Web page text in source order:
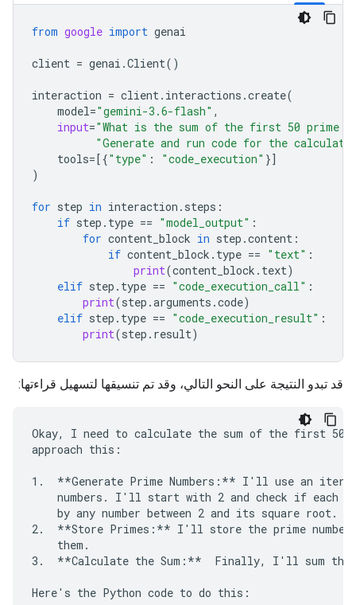
from google import genai
client = genai .Client()
interaction = client. interactions .create(
model="gemini-3.6-flash" ,
input="What is the sum of the first 50 prime
"Generate and run code for the
tools=[{"type" : "code_execution" }]
)
for step in interaction . steps :
if step . type == "model_output" :
for content_block in step .content :
if content_block . type == "text" :
print(content_block . text)
elif step . type == "code_execution_call" :
print(step .arguments .code)
elif step . type == "code_execution_result" :
print(step . result)
قد تبدو النتيجة على النحو التالي، وقد تم تنسيقها لتسهيل قراءتها:
Okay, I need to calculate the sum of the first 50
approach this:
1.  **Generate Prime Numbers:** I'll use an
numbers. I'll start with 2 and check if each
by any number between 2 and its square root.
2.  **Store Primes:** I'll store the prime
    them.
3.  **Calculate the Sum:**  Finally, I'll sum the
Here's the Python code to do this: